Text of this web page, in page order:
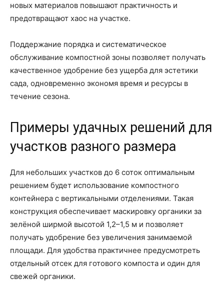
новых материалов повышают практичность и
предотвращают хаос на участке.
Поддержание порядка и систематическое
обслуживание компостной зоны позволяет получать
качественное удобрение без ущерба для эстетики
сада, одновременно экономя время и ресурсы в
течение сезона.
Примеры удачных решений для
участков разного размера
Для небольших участков до 6 соток оптимальным
решением будет использование компостного
контейнера с вертикальными отделениями. Такая
конструкция обеспечивает маскировку органики за
зелёной ширмой высотой 1,2–1,5 м и позволяет
получать удобрение без увеличения занимаемой
площади. Для удобства практичнее предусмотреть
отдельный отсек для готового компоста и один для
свежей органики.